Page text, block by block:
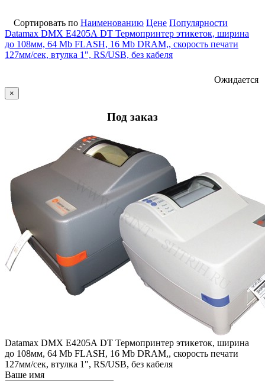
Сортировать по Наименованию Цене Популярности
Datamax DMX E4205А DT Термопринтер этикеток, ширина
до 108мм, 64 Mb FLASH, 16 Mb DRAM,, скорость печати
127мм/сек, втулка 1", RS/USB, без кабеля
Ожидается
×
Под заказ
Datamax DMX E4205А DT Термопринтер этикеток, ширина
до 108мм, 64 Mb FLASH, 16 Mb DRAM,, скорость печати
127мм/сек, втулка 1", RS/USB, без кабеля
Ваше имя